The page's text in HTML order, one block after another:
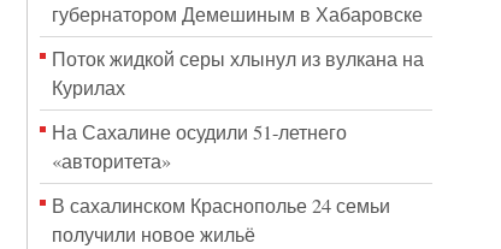
губернатором Демешиным в Хабаровске
Поток жидкой серы хлынул из вулкана на
Курилах
На Сахалине осудили 51-летнего
«авторитета»
В сахалинском Краснополье 24 семьи
получили новое жильё